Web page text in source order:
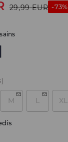
29,99 EUR -73%
M L XL